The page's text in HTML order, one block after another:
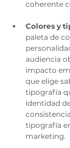
coherente
Colores y
paleta de
audiencia
impacto
que elige
tipografía
identidad
tipografía
marketing.